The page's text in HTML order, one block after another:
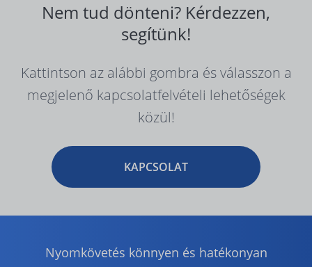
Nem tud dönteni? Kérdezzen,
segítünk!
Kattintson az alábbi gombra és válasszon a
megjelenő kapcsolatfelvételi lehetőségek
közül!
KAPCSOLAT
Nyomkövetés könnyen és hatékonyan